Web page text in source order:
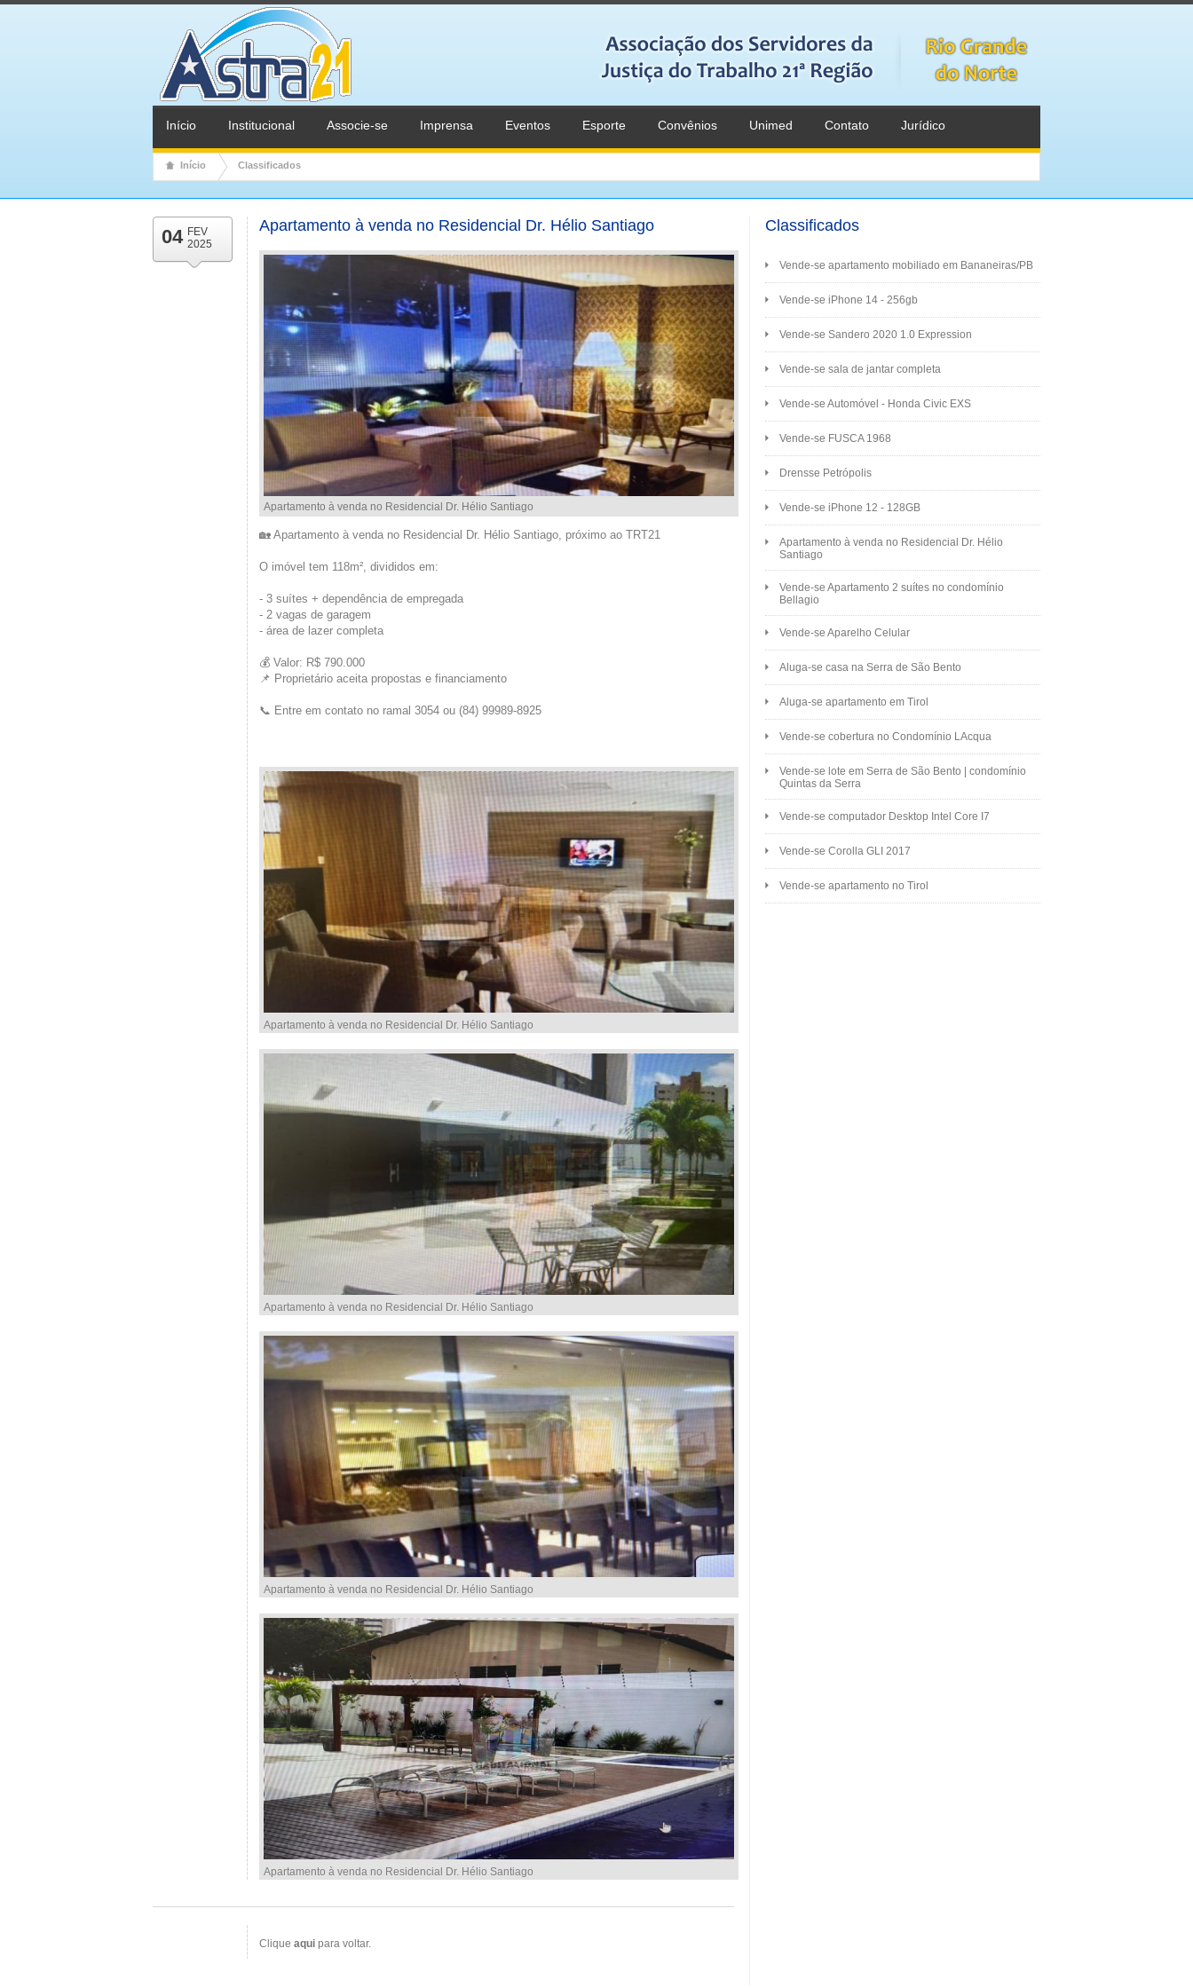
Início Institucional Associe-se Imprensa Eventos Esporte Convênios Unimed Contato Jurídico
Início Classificados
04 FEV
2025
Apartamento à venda no Residencial Dr. Hélio Santiago
Apartamento à venda no Residencial Dr. Hélio Santiago
🏡 Apartamento à venda no Residencial Dr. Hélio Santiago, próximo ao TRT21
O imóvel tem 118m², divididos em:
- 3 suítes + dependência de empregada
- 2 vagas de garagem
- área de lazer completa
💰 Valor: R$ 790.000
📌 Proprietário aceita propostas e financiamento
📞 Entre em contato no ramal 3054 ou (84) 99989-8925
Apartamento à venda no Residencial Dr. Hélio Santiago
Apartamento à venda no Residencial Dr. Hélio Santiago
Apartamento à venda no Residencial Dr. Hélio Santiago
Apartamento à venda no Residencial Dr. Hélio Santiago
Clique aqui para voltar.
Classificados
Vende-se apartamento mobiliado em Bananeiras/PB
Vende-se iPhone 14 - 256gb
Vende-se Sandero 2020 1.0 Expression
Vende-se sala de jantar completa
Vende-se Automóvel - Honda Civic EXS
Vende-se FUSCA 1968
Drensse Petrópolis
Vende-se iPhone 12 - 128GB
Apartamento à venda no Residencial Dr. Hélio
Santiago
Vende-se Apartamento 2 suítes no condomínio
Bellagio
Vende-se Aparelho Celular
Aluga-se casa na Serra de São Bento
Aluga-se apartamento em Tirol
Vende-se cobertura no Condomínio LAcqua
Vende-se lote em Serra de São Bento | condomínio
Quintas da Serra
Vende-se computador Desktop Intel Core I7
Vende-se Corolla GLI 2017
Vende-se apartamento no Tirol